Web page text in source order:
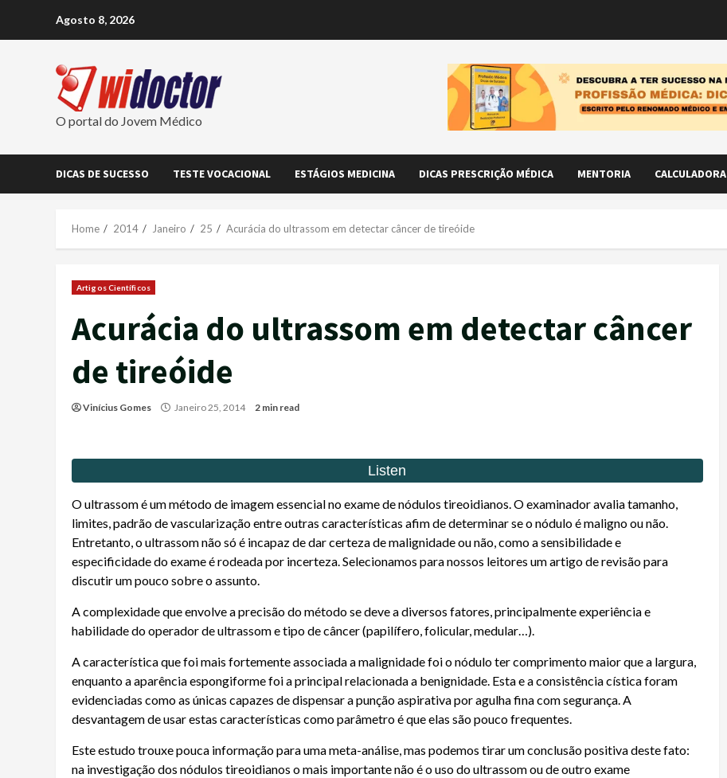
Agosto 8, 2026
O portal do Jovem Médico
DICAS DE SUCESSO TESTE VOCACIONAL ESTÁGIOS MEDICINA DICAS PRESCRIÇÃO MÉDICA MENTORIA CALCULADORA
Home 2014 Janeiro 25 Acurácia do ultrassom em detectar câncer de tireóide
Artigos Científicos
Acurácia do ultrassom em detectar câncer
de tireóide
Vinícius Gomes Janeiro 25, 2014 2 min read
O ultrassom é um método de imagem essencial no exame de nódulos tireoidianos. O examinador avalia tamanho,
limites, padrão de vascularização entre outras características afim de determinar se o nódulo é maligno ou não.
Entretanto, o ultrassom não só é incapaz de dar certeza de malignidade ou não, como a sensibilidade e
especificidade do exame é rodeada por incerteza. Selecionamos para nossos leitores um artigo de revisão para
discutir um pouco sobre o assunto.
A complexidade que envolve a precisão do método se deve a diversos fatores, principalmente experiência e
habilidade do operador de ultrassom e tipo de câncer (papilífero, folicular, medular…).
A característica que foi mais fortemente associada a malignidade foi o nódulo ter comprimento maior que a largura,
enquanto a aparência espongiforme foi a principal relacionada a benignidade. Esta e a consistência cística foram
evidenciadas como as únicas capazes de dispensar a punção aspirativa por agulha fina com segurança. A
desvantagem de usar estas características como parâmetro é que elas são pouco frequentes.
Este estudo trouxe pouca informação para uma meta-análise, mas podemos tirar um conclusão positiva deste fato:
na investigação dos nódulos tireoidianos o mais importante não é o uso do ultrassom ou de outro exame